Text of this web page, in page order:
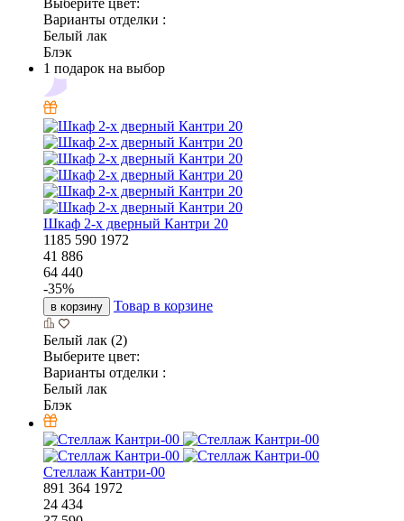
Варианты отделки :
Белый лак
Блэк
1 подарок на выбор
Шкаф 2-х дверный Кантри 20
1185 590 1972
41 886
64 440
-35%
в корзину Товар в корзине
Белый лак (2)
Выберите цвет:
Варианты отделки :
Белый лак
Блэк
Стеллаж Кантри-00
891 364 1972
24 434